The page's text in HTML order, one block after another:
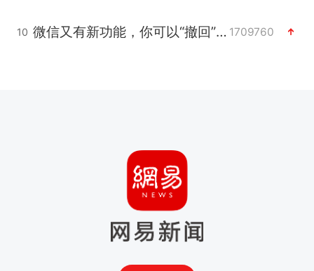
10 微信又有新功能，你可以“撤回”你的撤回了！ 1709760